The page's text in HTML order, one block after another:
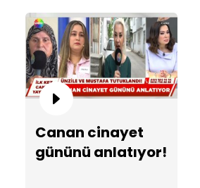
Canan cinayet
gününü anlatıyor!